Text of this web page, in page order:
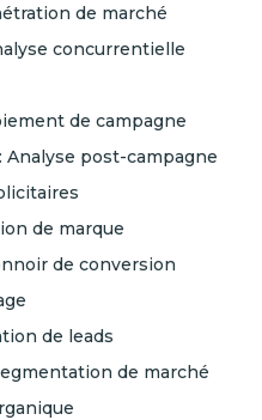
de marché
concurrentielle
de campagne
: Analyse post-campagne
de marque
de conversion
de leads
de marché